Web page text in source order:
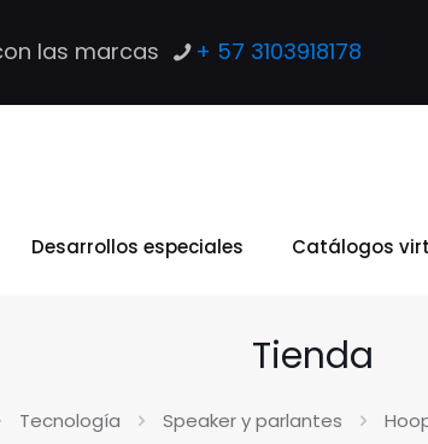
las marcas + 57 3103918178
Desarrollos especiales Catálogos
Tienda
Tecnología Speaker y parlantes